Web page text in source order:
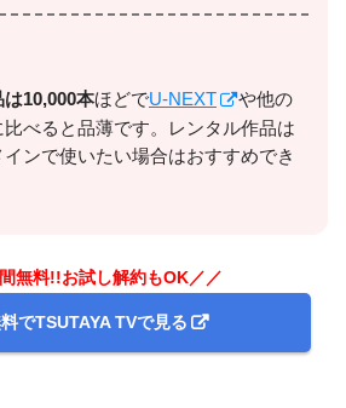
出典:U-NEXTヘルプセンター
は10,000本ほどでU-NEXT
や他の
べると品薄です。レンタル作品は
ンで使いたい場合はおすすめでき
無料!!お試し解約もOK／／
でTSUTAYA TVで見る